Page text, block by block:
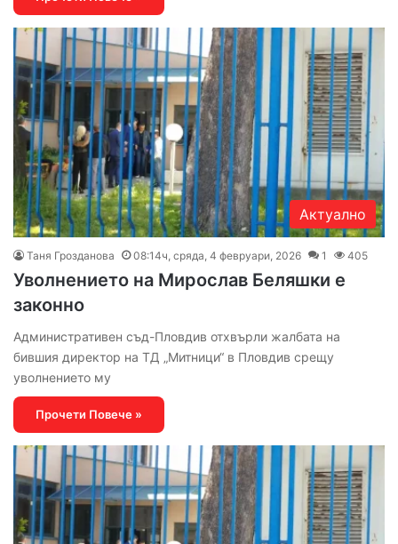
Актуално
Таня Грозданова 08:14ч, сряда, 4 февруари, 2026 1 405
Уволнението на Мирослав Беляшки е
законно
Административен съд-Пловдив отхвърли жалбата на
бившия директор на ТД „Митници“ в Пловдив срещу
уволнението му
Прочети Повече »